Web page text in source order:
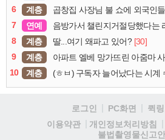
6
계층 곱창집 사장님 불 쇼에 외국인
7
연예 음방가서 챌린지거절당했다는
8
계층 딸...여기 왜파고 있어? [30]
9
계층 아파트 엘베 망가뜨린 아줌마
10
계층 (ㅎㅂ) 구독자 늘어났다는 시계
로그인 PC화면 퀵
이용약관
개인정보처리방침
불법촬영물신고